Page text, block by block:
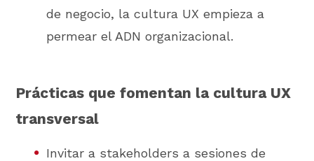
de negocio, la cultura UX empieza a
permear el ADN organizacional.
Prácticas que fomentan la cultura UX
transversal
Invitar a stakeholders a sesiones de